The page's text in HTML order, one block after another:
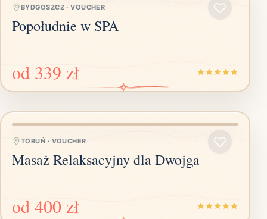
BYDGOSZCZ·VOUCHER
Popołudnie w SPA
od 339 zł
TORUŃ · VOUCHER
Masaż Relaksacyjny dla Dwojga
od 400 zł